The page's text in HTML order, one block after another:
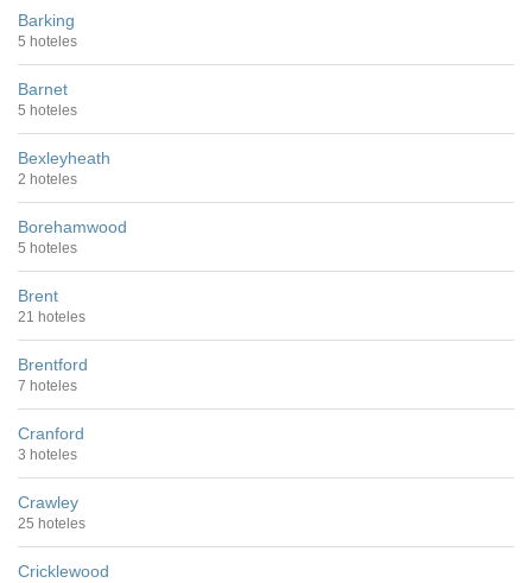
Barking
5 hoteles
Barnet
5 hoteles
Bexleyheath
2 hoteles
Borehamwood
5 hoteles
Brent
21 hoteles
Brentford
7 hoteles
Cranford
3 hoteles
Crawley
25 hoteles
Cricklewood